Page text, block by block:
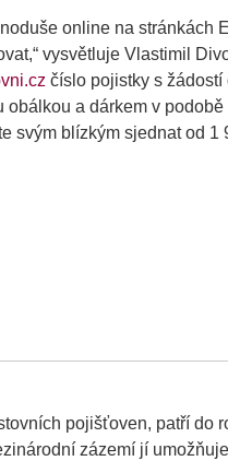
online na stránkách
,“ vysvětluje Vlastimil
číslo pojistky s žádostí
a dárkem v
svým blízkým sjednat od 1
pojišťoven, patří do
zázemí jí